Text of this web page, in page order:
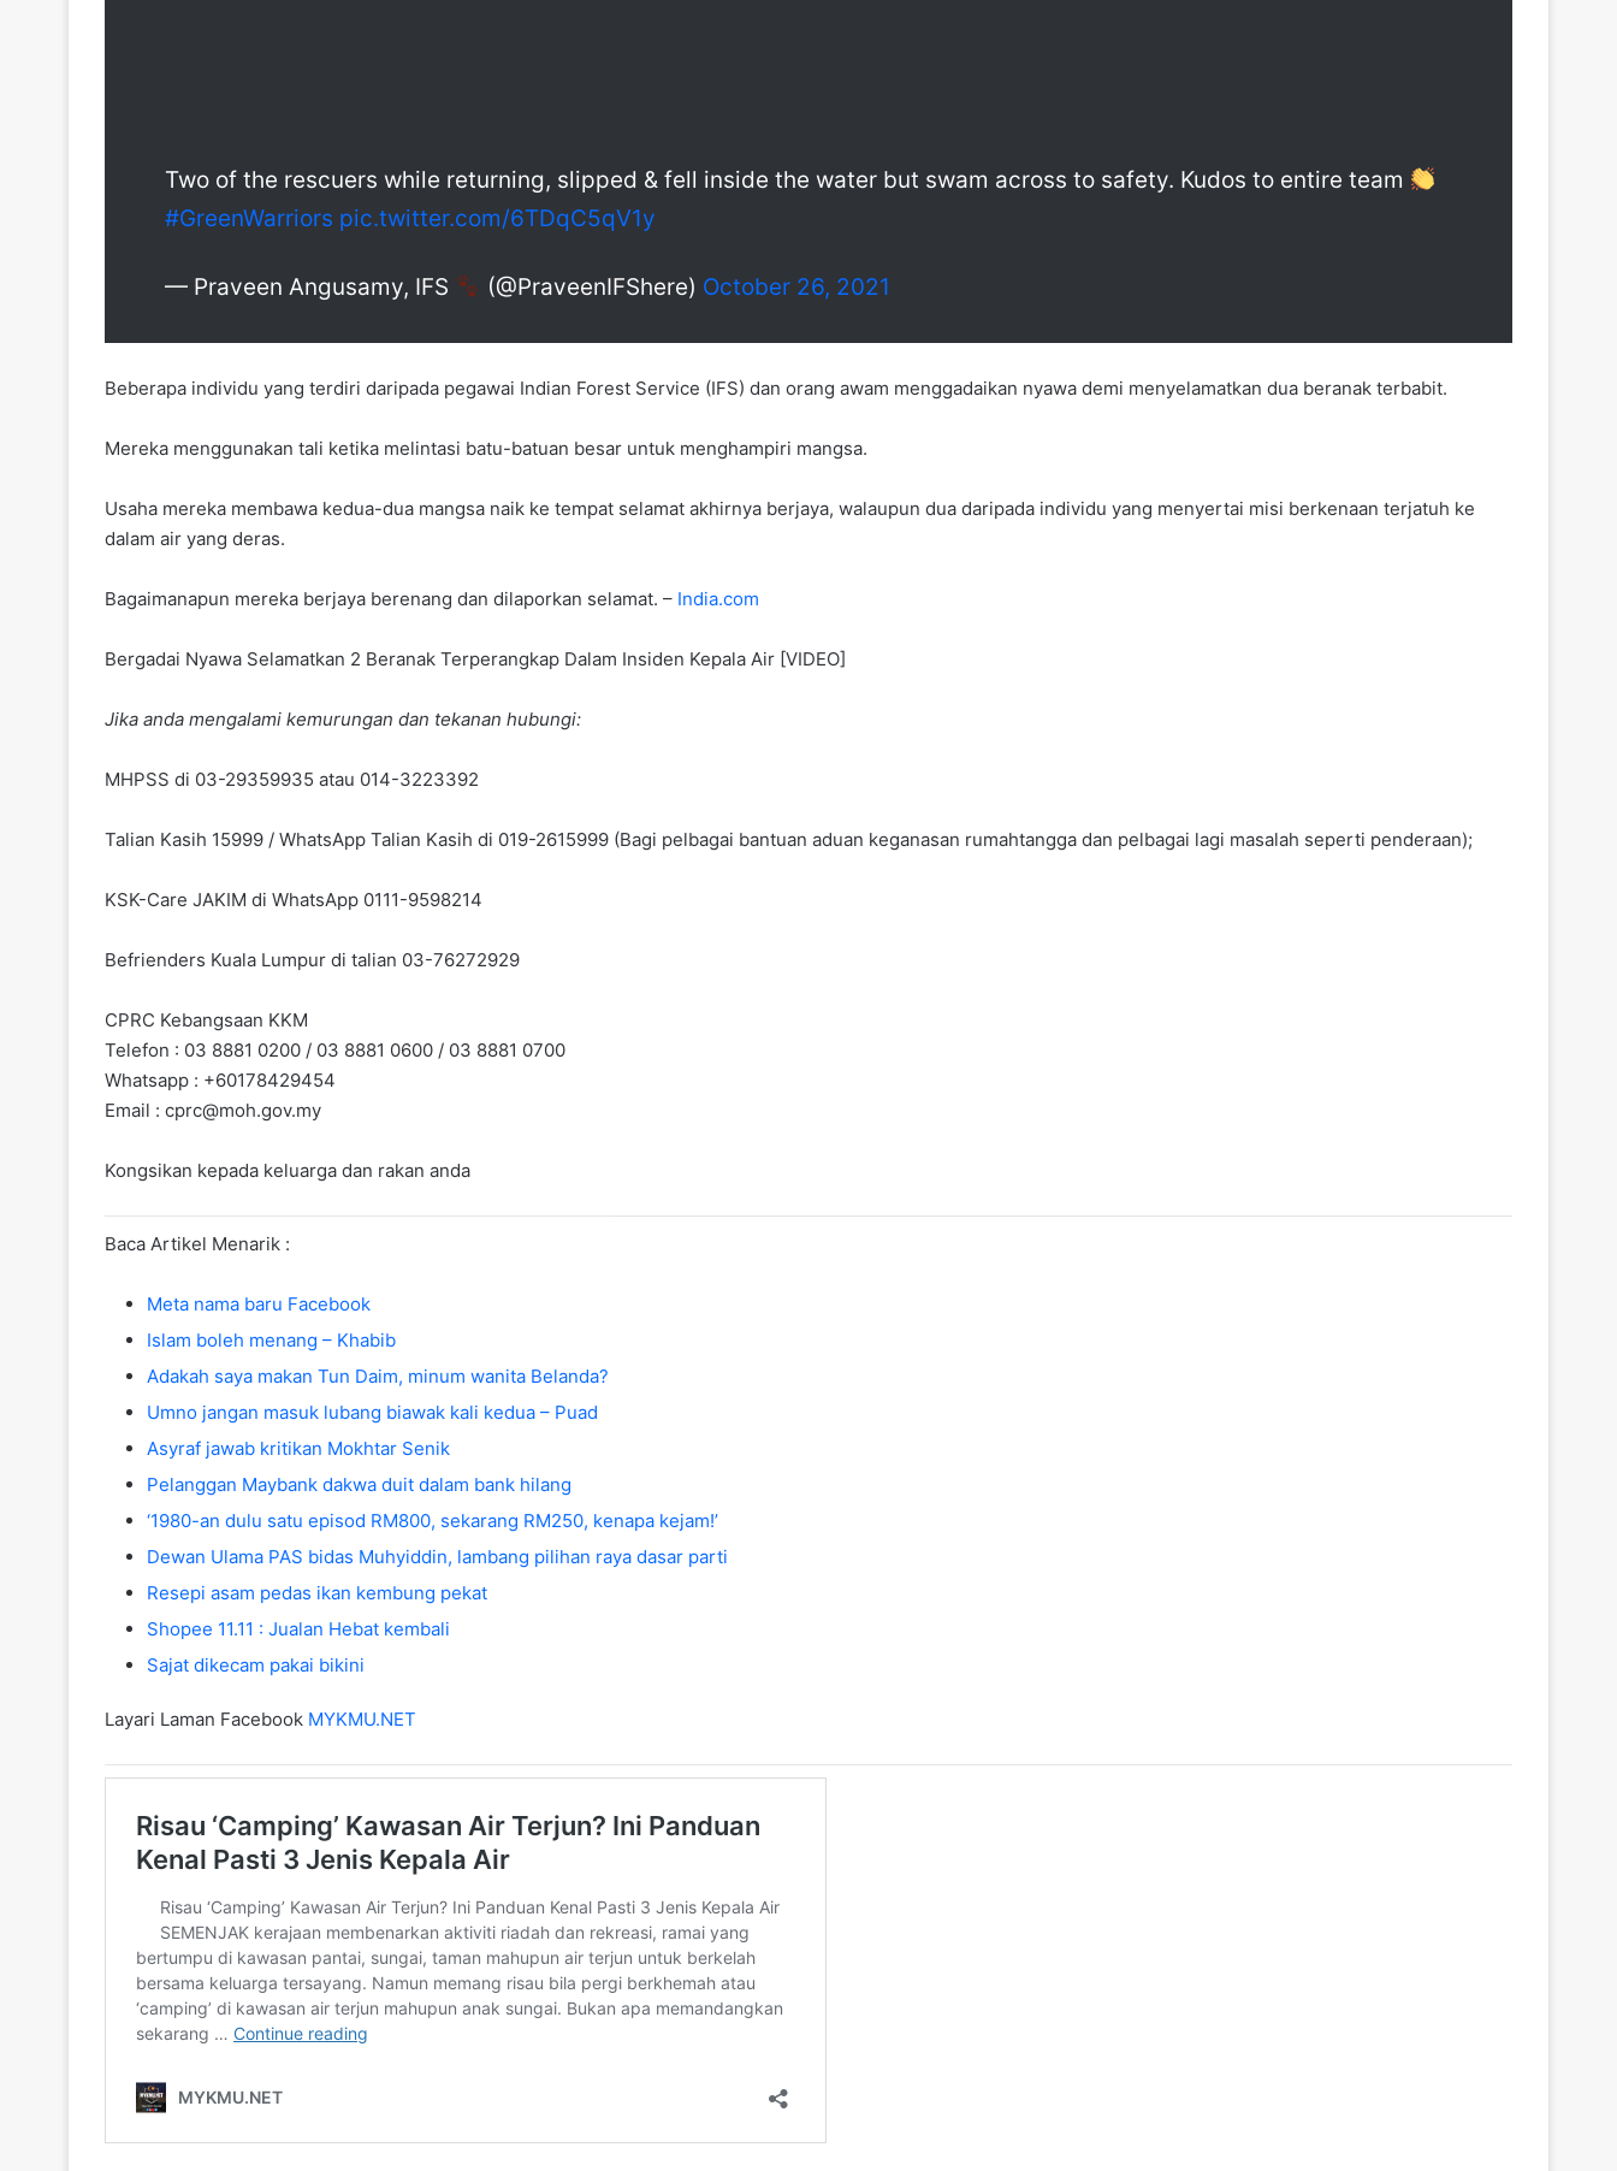
Two of the rescuers while returning, slipped & fell inside the water but swam across to safety. Kudos to entire team
#GreenWarriors pic.twitter.com/6TDqC5qV1y
— Praveen Angusamy, IFS (@PraveenIFShere) October 26, 2021
Beberapa individu yang terdiri daripada pegawai Indian Forest Service (IFS) dan orang awam menggadaikan nyawa demi menyelamatkan dua beranak terbabit.
Mereka menggunakan tali ketika melintasi batu-batuan besar untuk menghampiri mangsa.
Usaha mereka membawa kedua-dua mangsa naik ke tempat selamat akhirnya berjaya, walaupun dua daripada individu yang menyertai misi berkenaan terjatuh ke
dalam air yang deras.
Bagaimanapun mereka berjaya berenang dan dilaporkan selamat. – India.com
Bergadai Nyawa Selamatkan 2 Beranak Terperangkap Dalam Insiden Kepala Air [VIDEO]
Jika anda mengalami kemurungan dan tekanan hubungi:
MHPSS di 03-29359935 atau 014-3223392
Talian Kasih 15999 / WhatsApp Talian Kasih di 019-2615999 (Bagi pelbagai bantuan aduan keganasan rumahtangga dan pelbagai lagi masalah seperti penderaan);
KSK-Care JAKIM di WhatsApp 0111-9598214
Befrienders Kuala Lumpur di talian 03-76272929
CPRC Kebangsaan KKM
Telefon : 03 8881 0200 / 03 8881 0600 / 03 8881 0700
Whatsapp : +60178429454
Email : cprc@moh.gov.my
Kongsikan kepada keluarga dan rakan anda
Baca Artikel Menarik :
Meta nama baru Facebook
Islam boleh menang – Khabib
Adakah saya makan Tun Daim, minum wanita Belanda?
Umno jangan masuk lubang biawak kali kedua – Puad
Asyraf jawab kritikan Mokhtar Senik
Pelanggan Maybank dakwa duit dalam bank hilang
‘1980-an dulu satu episod RM800, sekarang RM250, kenapa kejam!’
Dewan Ulama PAS bidas Muhyiddin, lambang pilihan raya dasar parti
Resepi asam pedas ikan kembung pekat
Shopee 11.11 : Jualan Hebat kembali
Sajat dikecam pakai bikini
Layari Laman Facebook MYKMU.NET